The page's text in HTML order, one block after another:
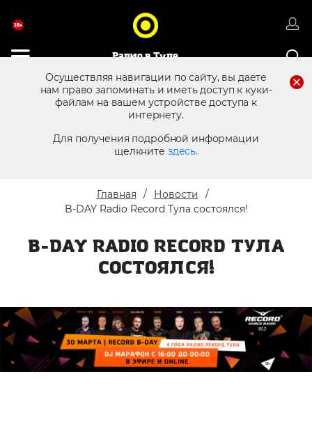
Радио в Туле
Осуществляя навигации по сайту, вы даете
нам право запоминать и иметь доступ к куки-
файлам на вашем устройстве доступа к
интернету.
Для получения подробной информации
щелкните здесь.
8 (4872) 250 470 Реклама в эфире
Главная
Новости
B-DAY Radio Record Тула состоялся!
B-DAY RADIO RECORD ТУЛА
СОСТОЯЛСЯ!